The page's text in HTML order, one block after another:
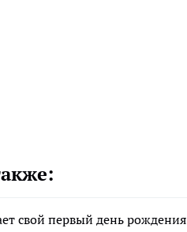
свой первый день рождения